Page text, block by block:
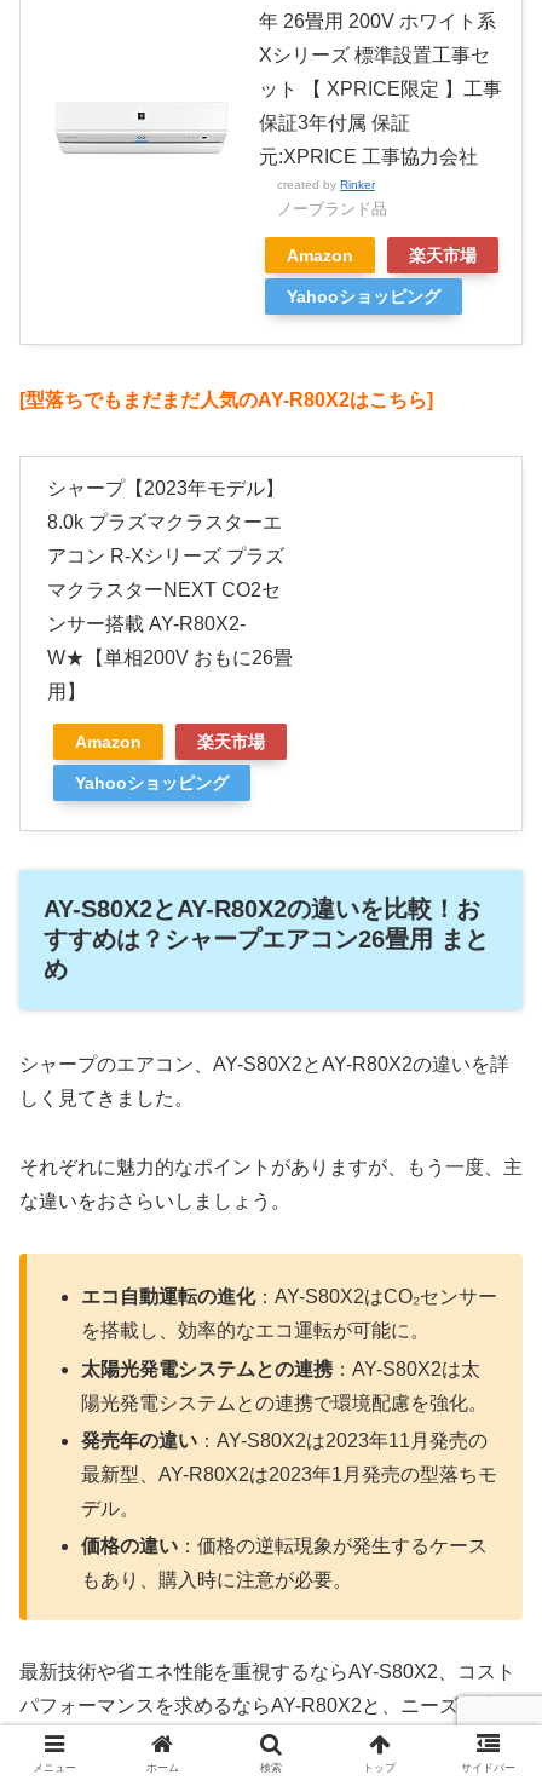
年 26畳用 200V ホワイト系
Xシリーズ 標準設置工事セ
ット 【 XPRICE限定 】工事
保証3年付属 保証
元:XPRICE 工事協力会社
created by Rinker
ノーブランド品
Amazon 楽天市場
Yahooショッピング
[型落ちでもまだまだ人気のAY-R80X2はこちら]
シャープ【2023年モデル】
8.0k プラズマクラスターエ
アコン R-Xシリーズ プラズ
マクラスターNEXT CO2セ
ンサー搭載 AY-R80X2-
W★【単相200V おもに26畳
用】
Amazon 楽天市場
Yahooショッピング
AY-S80X2とAY-R80X2の違いを比較！お
すすめは？シャープエアコン26畳用 まと
め
シャープのエアコン、AY-S80X2とAY-R80X2の違いを詳
しく見てきました。
それぞれに魅力的なポイントがありますが、もう一度、主
な違いをおさらいしましょう。
エコ自動運転の進化：AY-S80X2はCO₂センサー
を搭載し、効率的なエコ運転が可能に。
太陽光発電システムとの連携 ：AY-S80X2は太
陽光発電システムとの連携で環境配慮を強化。
発売年の違い ：AY-S80X2は2023年11月発売の
最新型、AY-R80X2は2023年1月発売の型落ちモ
デル。
価格の違い ：価格の逆転現象が発生するケース
もあり、購入時に注意が必要。
最新技術や省エネ性能を重視するならAY-S80X2、コスト
パフォーマンスを求めるならAY-R80X2と、ニーズに応じ
て選ぶことができます。
メニュー ホーム 検索 トップ サイドバー